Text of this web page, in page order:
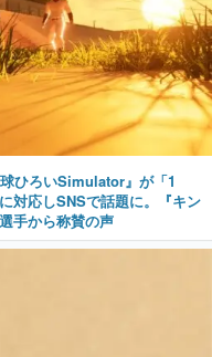
ひろいSimulator』が「1
対応しSNSで話題に。『キン
手から称賛の声